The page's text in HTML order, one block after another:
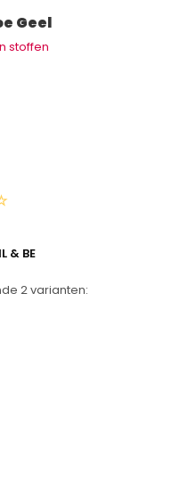
Geel
stoffen
& BE
2varianten: